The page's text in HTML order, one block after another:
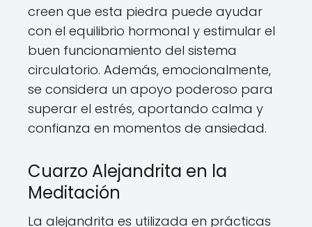
creen que esta piedra puede ayudar
con el equilibrio hormonal y estimular el
buen funcionamiento del sistema
circulatorio. Además, emocionalmente,
se considera un apoyo poderoso para
superar el estrés, aportando calma y
confianza en momentos de ansiedad.
Cuarzo Alejandrita en la
Meditación
La alejandrita es utilizada en prácticas